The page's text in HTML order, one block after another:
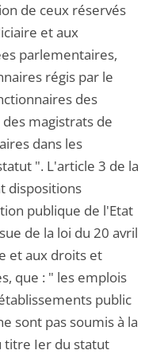
de ceux réservés
et aux
parlementaires,
régis par le
des
magistrats de
dans les
". L'article 3 de la
dispositions
publique de l'Etat
de la loi du 20 avril
et aux droits et
que : " les emplois
public
sont pas soumis à la
titre Ier du statut